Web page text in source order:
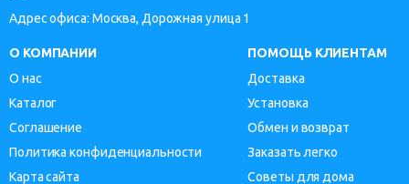
Адрес офиса: Москва, Дорожная улица 1
О КОМПАНИИ
О нас
Каталог
Соглашение
Политика конфиденциальности
Карта сайта
ПОМОЩЬ КЛИЕНТАМ
Доставка
Установка
Обмен и возврат
Заказать легко
Советы для дома